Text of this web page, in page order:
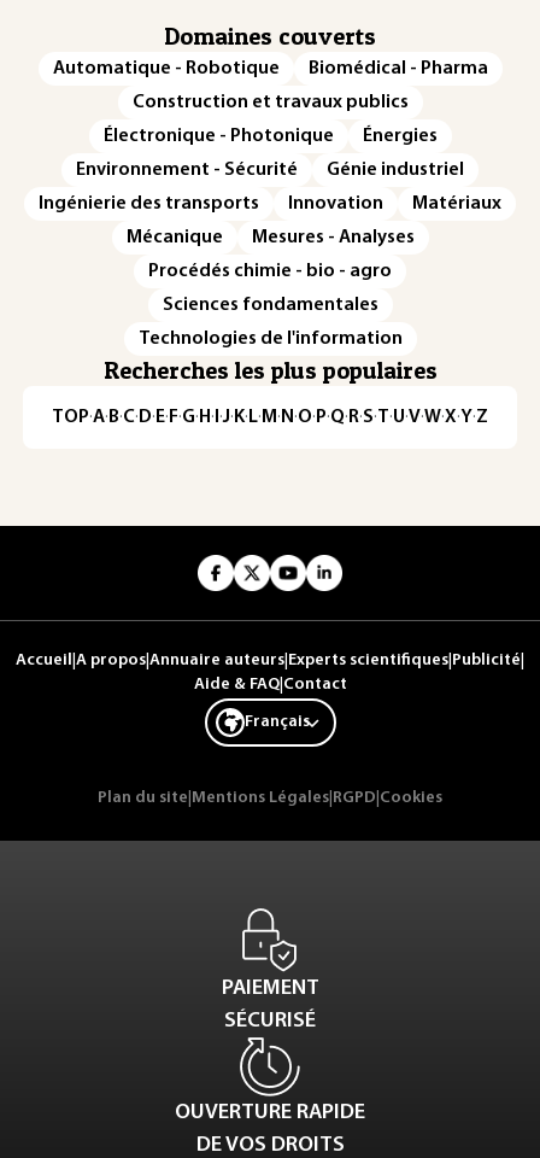
Domaines couverts
Automatique - Robotique
Biomédical - Pharma
Construction et travaux publics
Électronique - Photonique
Énergies
Environnement - Sécurité
Génie industriel
Ingénierie des transports
Innovation
Matériaux
Mécanique
Mesures - Analyses
Procédés chimie - bio - agro
Sciences fondamentales
Technologies de l'information
Recherches les plus populaires
TOP·A·B·C· D· E· F·G· H · ·J· K· L· M · N ·O· P·Q· R·S·T·U·V·W·X·Y·Z
Accueil A propos Annuaire auteurs Experts scientifiques Publicité
Aide & FAQ| Contact
Français
Plan du site Mentions Légales RGPD Cookies
PAIEMENT
SÉCURISÉ
OUVERTURE RAPIDE
DE VOS DROITS